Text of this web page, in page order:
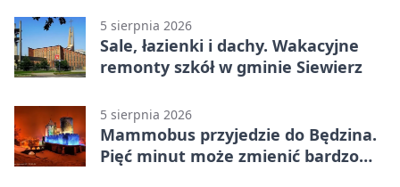
5 sierpnia 2026
Sale, łazienki i dachy. Wakacyjne
remonty szkół w gminie Siewierz
5 sierpnia 2026
Mammobus przyjedzie do Będzina.
Pięć minut może zmienić bardzo